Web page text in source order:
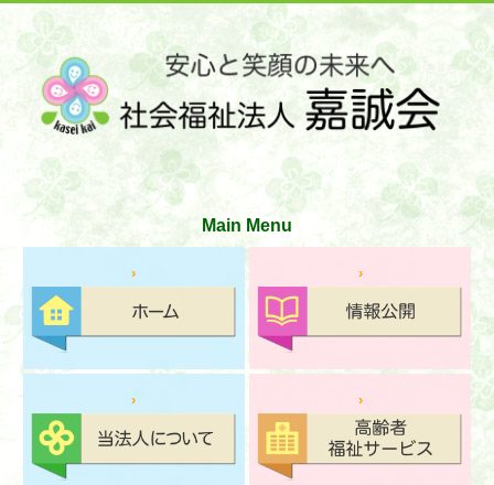
お問い合わせ
サイトマップ